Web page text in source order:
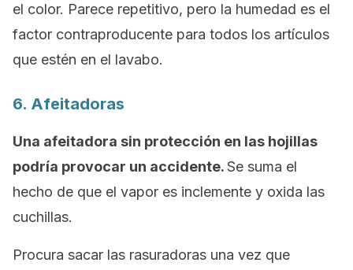
el color. Parece repetitivo, pero la humedad es el
factor contraproducente para todos los artículos
que estén en el lavabo.
6. Afeitadoras
Una afeitadora sin protección en las hojillas
podría provocar un accidente.Se suma el
hecho de que el vapor es inclemente y oxida las
cuchillas.
Procura sacar las rasuradoras una vez que